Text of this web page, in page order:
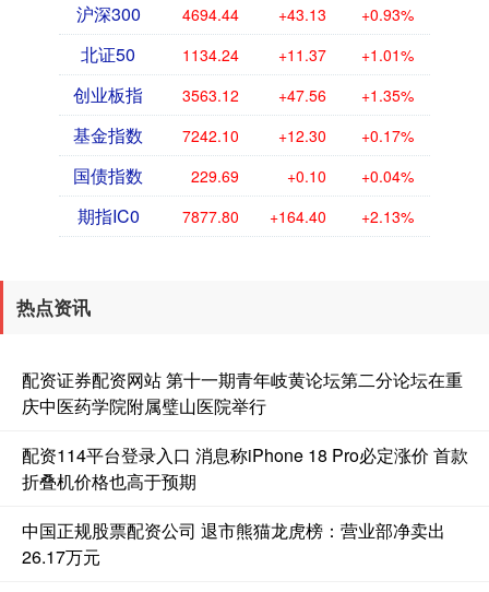
沪深300 4694.44 +43.13 +0.93%
北证50 1134.24 +11.37 +1.01%
创业板指 3563.12 +47.56 +1.35%
基金指数 7242.10 +12.30 +0.17%
国债指数 229.69 +0.10 +0.04%
期指IC0 7877.80 +164.40 +2.13%
热点资讯
配资证券配资网站 第十一期青年岐黄论坛第二分论坛在重
庆中医药学院附属璧山医院举行
配资114平台登录入口 消息称iPhone 18 Pro必定涨价 首款
折叠机价格也高于预期
中国正规股票配资公司 退市熊猫龙虎榜：营业部净卖出
26.17万元